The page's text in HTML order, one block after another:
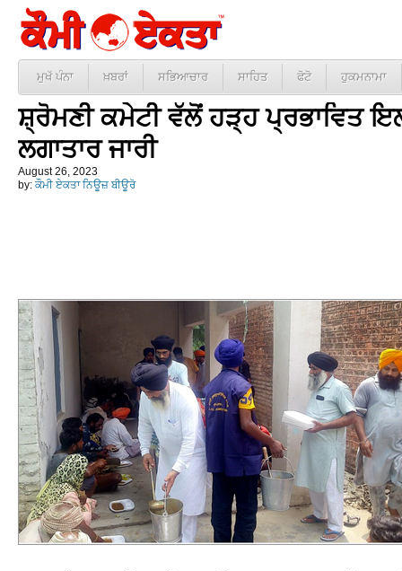
ਮੁਖੱ ਪੰਨਾ ਖ਼ਬਰਾਂ ਸਭਿਆਚਾਰ ਸਾਹਿਤ ਫੋਟੋ ਹੁਕਮਨਾਮਾ
ਸ਼੍ਰੋਮਣੀ ਕਮੇਟੀ ਵੱਲੋਂ ਹੜ੍ਹ ਪ੍ਰਭਾਵਿਤ
ਲਗਾਤਾਰ ਜਾਰੀ
August 26, 2023
by: ਕੌਮੀ ਏਕਤਾ ਨਿਊਜ਼ ਬੀਊਰੋ